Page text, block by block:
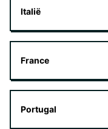
Italië
France
Portugal